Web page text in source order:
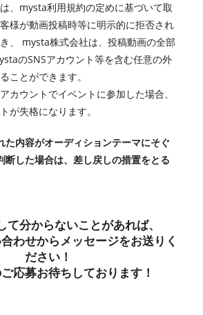
、mysta利用規約の定めに基づいて取
様が動画投稿時等に明示的に拒否され
、 mysta株式会社は、投稿動画の全部
のSNSアカウント等を含む任意の外
ことができます。
カウントでイベントに参加した場合、
が失格になります。
内容がオーディションテーマにそぐ
断した場合は、差し戻しの措置をとる
て分からないことがあれば、
わせからメッセージをお送りく
ださい！
応募お待ちしております！